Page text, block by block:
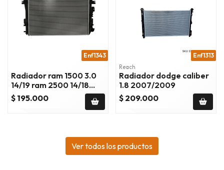
Enf1343
Radiador ram 1500 3.0
14/19 ram 2500 14/18
enf1343
$ 195.000
Enf1313
Reach
Radiador dodge caliber
1.8 2007/2009
$ 209.000
Ver todos los productos